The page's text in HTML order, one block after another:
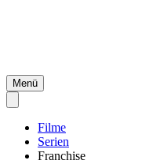
Menü
Filme
Serien
Franchise